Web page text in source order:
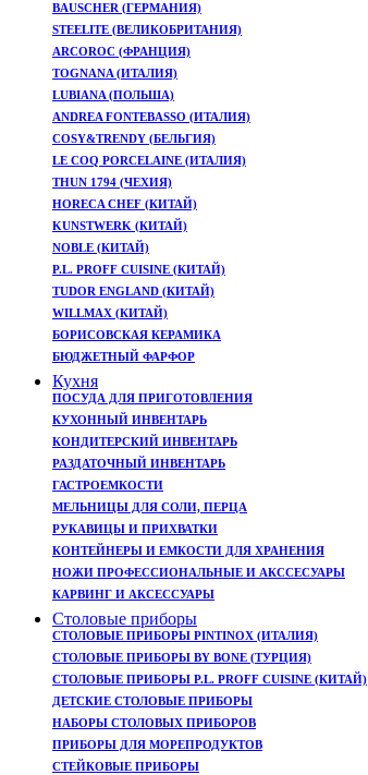
BAUSCHER (ГЕРМАНИЯ)
STEELITE (ВЕЛИКОБРИТАНИЯ)
ARCOROC (ФРАНЦИЯ)
TOGNANA (ИТАЛИЯ)
LUBIANA (ПОЛЬША)
ANDREA FONTEBASSO (ИТАЛИЯ)
COSY&TRENDY (БЕЛЬГИЯ)
LE COQ PORCELAINE (ИТАЛИЯ)
THUN 1794 (ЧЕХИЯ)
HORECA CHEF (КИТАЙ)
KUNSTWERK (КИТАЙ)
NOBLE (КИТАЙ)
P.L. PROFF CUISINE (КИТАЙ)
TUDOR ENGLAND (КИТАЙ)
WILLMAX (КИТАЙ)
БОРИСОВСКАЯ КЕРАМИКА
БЮДЖЕТНЫЙ ФАРФОР
Кухня
ПОСУДА ДЛЯ ПРИГОТОВЛЕНИЯ
КУХОННЫЙ ИНВЕНТАРЬ
КОНДИТЕРСКИЙ ИНВЕНТАРЬ
РАЗДАТОЧНЫЙ ИНВЕНТАРЬ
ГАСТРОЕМКОСТИ
МЕЛЬНИЦЫ ДЛЯ СОЛИ, ПЕРЦА
РУКАВИЦЫ И ПРИХВАТКИ
КОНТЕЙНЕРЫ И ЕМКОСТИ ДЛЯ ХРАНЕНИЯ
НОЖИ ПРОФЕССИОНАЛЬНЫЕ И АКССЕСУАРЫ
КАРВИНГ И АКСЕССУАРЫ
Столовые приборы
СТОЛОВЫЕ ПРИБОРЫ PINTINOX (ИТАЛИЯ)
СТОЛОВЫЕ ПРИБОРЫ BY BONE (ТУРЦИЯ)
СТОЛОВЫЕ ПРИБОРЫ P.L. PROFF CUISINE (КИТАЙ)
ДЕТСКИЕ СТОЛОВЫЕ ПРИБОРЫ
НАБОРЫ СТОЛОВЫХ ПРИБОРОВ
ПРИБОРЫ ДЛЯ МОРЕПРОДУКТОВ
СТЕЙКОВЫЕ ПРИБОРЫ